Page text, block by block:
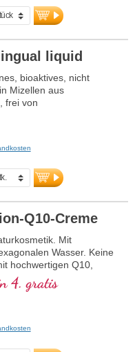
liquid
bioaktives, nicht
Mizellen aus
frei von
abgefüllt.
Q10-Creme
Mit
Wasser. Keine
hochwertigen Q10,
4. gratis